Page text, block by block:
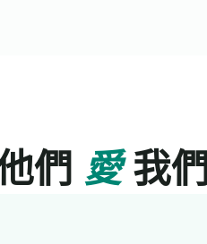
們 愛我們